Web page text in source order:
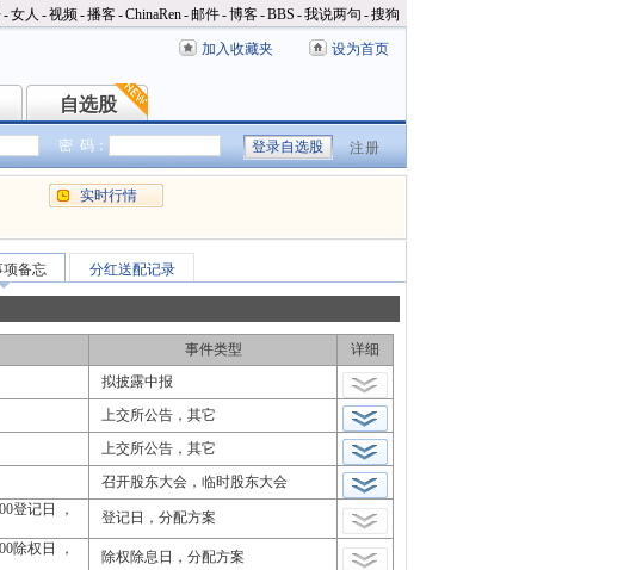
-女人 -视频-播客-ChinaRen-邮件-博客-BBS -我说两句 -搜狗
加入收藏夹 设为首页
自选股
自选股
密 码： 注册
实时行情
项备忘 分红送配记录
事件类型
详细
拟披露中报
上交所公告，其它
上交所公告，其它
召开股东大会，临时股东大会
登记日 ，
登记日，分配方案
除权日 ，
除权除息日，分配方案